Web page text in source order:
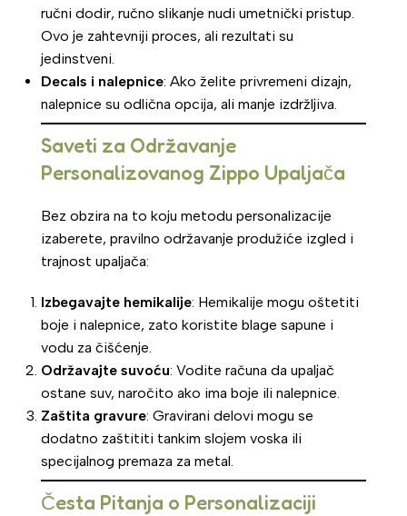
ručni dodir, ručno slikanje nudi umetnički pristup.
Ovo je zahtevniji proces, ali rezultati su
jedinstveni.
Decals i nalepnice: Ako želite privremeni dizajn,
nalepnice su odlična opcija, ali manje izdržljiva.
Saveti za Održavanje
Personalizovanog Zippo Upaljača
Bez obzira na to koju metodu personalizacije
izaberete, pravilno održavanje produžiće izgled i
trajnost upaljača:
Izbegavajte hemikalije: Hemikalije mogu oštetiti
boje i nalepnice, zato koristite blage sapune i
vodu za čišćenje.
Održavajte suvoću: Vodite računa da upaljač
ostane suv, naročito ako ima boje ili nalepnice.
Zaštita gravure: Gravirani delovi mogu se
dodatno zaštititi tankim slojem voska ili
specijalnog premaza za metal.
Česta Pitanja o Personalizaciji